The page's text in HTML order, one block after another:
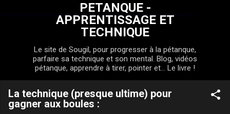
PETANQUE -
APPRENTISSAGE ET
TECHNIQUE
Le site de Sougil, pour progresser à la pétanque,
parfaire sa technique et son mental. Blog, vidéos
pétanque, apprendre à tirer, pointer et... Le livre !
La technique (presque ultime) pour
gagner aux boules :